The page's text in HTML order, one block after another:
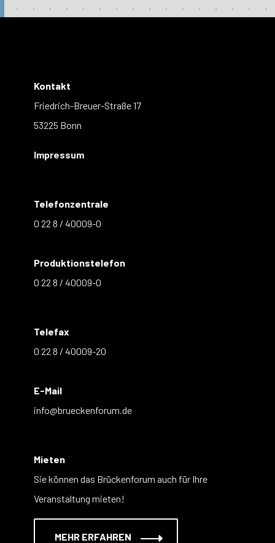
Kontakt
Friedrich-Breuer-Straße 17
53225 Bonn
Impressum
Telefonzentrale
0 22 8 / 40009-0
Produktionstelefon
0 22 8 / 40009-0
Telefax
0 22 8 / 40009-20
E-Mail
info@brueckenforum.de
Mieten
Sie können das Brückenforum auch für Ihre
Veranstaltung mieten!
MEHR ERFAHREN